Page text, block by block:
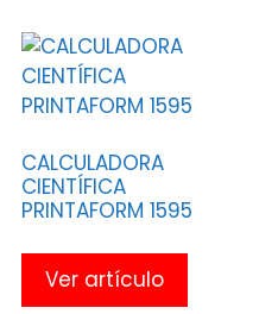
CALCULADORA
CIENTÍFICA
PRINTAFORM 1595
Ver artículo